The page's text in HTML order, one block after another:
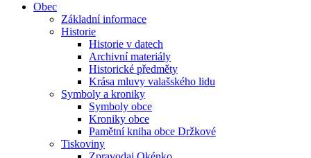
Obec
Základní informace
Historie
Historie v datech
Archivní materiály
Historické předměty
Krása mluvy valašského lidu
Symboly a kroniky
Symboly obce
Kroniky obce
Pamětní kniha obce Držkové
Tiskoviny